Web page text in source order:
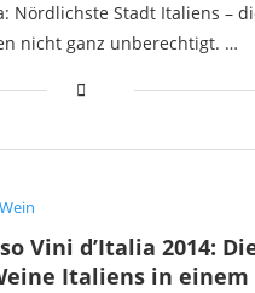
Nördlichste Stadt Italiens –
nicht ganz unberechtigt. …
Wein
Vini d’Italia 2014:
Italiens in einem